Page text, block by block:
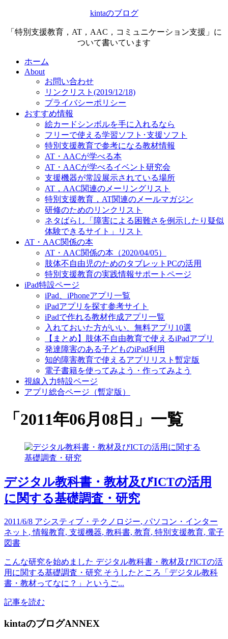
kintaのブログ
「特別支援教育，AT，AAC，コミュニケーション支援」に
ついて書いています
ホーム
About
お問い合わせ
リンクリスト(2019/12/18)
プライバシーポリシー
おすすめ情報
絵カードシンボルを手に入れるなら
フリーで使える学習ソフト･支援ソフト
特別支援教育で参考になる教材情報
AT・AACが学べる本
AT・AACが学べるイベント研究会
支援機器が常設展示されている場所
AT，AAC関連のメーリングリスト
特別支援教育，AT関連のメールマガジン
研修のためのリンクリスト
ネタばらし「障害による困難さを例示したり疑似
体験できるサイト」リスト
AT・AAC関係の本
AT・AAC関係の本（2020/04/05）
肢体不自由児のためのタブレットPCの活用
特別支援教育の実践情報サポートページ
iPad特設ページ
iPad、iPhoneアプリ一覧
iPadアプリを探す参考サイト
iPadで作れる教材作成アプリ一覧
入れておいた方がいい、無料アプリ10選
【まとめ】肢体不自由教育で使えるiPadアプリ
発達障害のある子どものiPad利用
知的障害教育で使えるアプリリスト暫定版
電子書籍を使ってみよう・作ってみよう
視線入力特設ページ
アプリ総合ページ（暫定版）
「 2011年06月08日 」 一覧
デジタル教科書・教材及びICTの活用
に関する基礎調査・研究
2011/6/8 アシスティブ・テクノロジー, パソコン・インター
ネット ,情報教育, 支援機器, 教科書, 教育, 特別支援教育, 電子
図書
こんな研究を始めました デジタル教科書・教材及びICTの活
用に関する基礎調査・研究 そうしたところ「デジタル教科
書・教材ってなに？」というご...
記事を読む
kintaのブログANNEX